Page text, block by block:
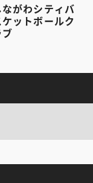
ながわシティバ
ケットボールク
ブ